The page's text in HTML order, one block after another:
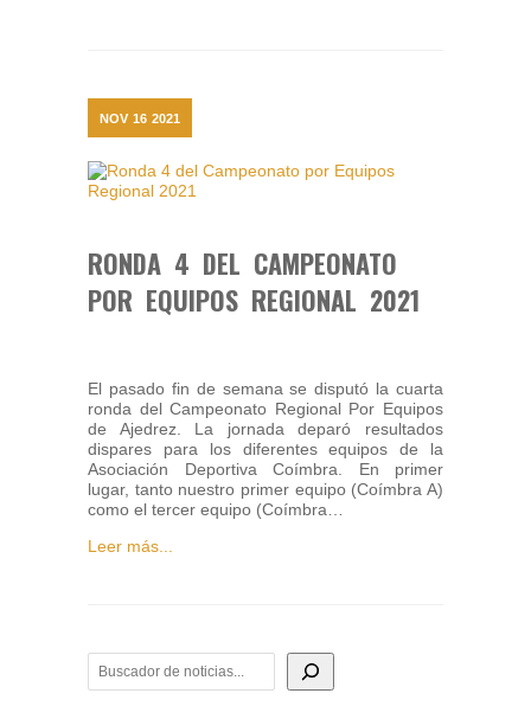
NOV 16 2021
RONDA 4 DEL CAMPEONATO
POR EQUIPOS REGIONAL 2021
El pasado fin de semana se disputó la cuarta
ronda del Campeonato Regional Por Equipos
de Ajedrez. La jornada deparó resultados
dispares para los diferentes equipos de la
Asociación Deportiva Coímbra. En primer
lugar, tanto nuestro primer equipo (Coímbra A)
como el tercer equipo (Coímbra…
Leer más...
BUSCADOR DE NOTICIAS